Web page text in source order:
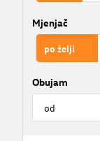
Mjenjač
po želji
Obujam